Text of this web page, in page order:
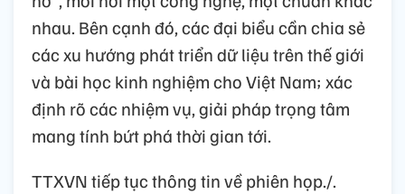
nhau. Bên cạnh đó, các đại biểu cần chia sẻ
các xu hướng phát triển dữ liệu trên thế giới
và bài học kinh nghiệm cho Việt Nam; xác
định rõ các nhiệm vụ, giải pháp trọng tâm
mang tính bứt phá thời gian tới.
TTXVN tiếp tục thông tin về phiên họp./.